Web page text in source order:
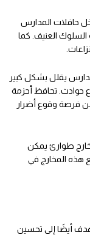
حافلات المدارس
العنيف. كما
يقلل بشكل كبير
حوادث. تحافظ أحزمة
فرصة وقوع أضرار
طوارئ يمكن
هذه المخارج في
تهدف أيضًا إلى تحسين